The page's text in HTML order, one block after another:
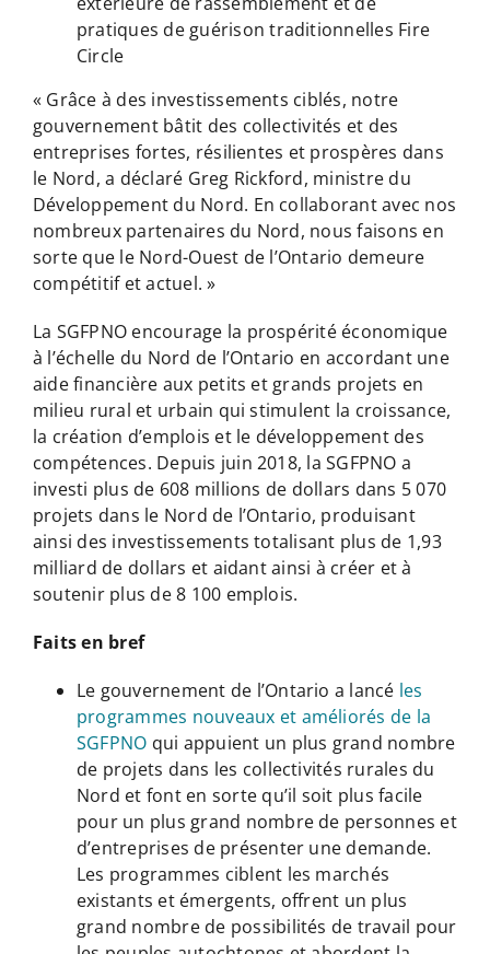
pratiques de guérison traditionnelles Fire
Circle
« Grâce à des investissements ciblés, notre
gouvernement bâtit des collectivités et des
entreprises fortes, résilientes et prospères dans
le Nord, a déclaré Greg Rickford, ministre du
Développement du Nord. En collaborant avec nos
nombreux partenaires du Nord, nous faisons en
sorte que le Nord-Ouest de l’Ontario demeure
compétitif et actuel. »
La SGFPNO encourage la prospérité économique
à l’échelle du Nord de l’Ontario en accordant une
aide financière aux petits et grands projets en
milieu rural et urbain qui stimulent la croissance,
la création d’emplois et le développement des
compétences. Depuis juin 2018, la SGFPNO a
investi plus de 608 millions de dollars dans 5 070
projets dans le Nord de l’Ontario, produisant
ainsi des investissements totalisant plus de 1,93
milliard de dollars et aidant ainsi à créer et à
soutenir plus de 8 100 emplois.
Faits en bref
Le gouvernement de l’Ontario a lancé les
programmes nouveaux et améliorés de la
SGFPNO qui appuient un plus grand nombre
de projets dans les collectivités rurales du
Nord et font en sorte qu’il soit plus facile
pour un plus grand nombre de personnes et
d’entreprises de présenter une demande.
Les programmes ciblent les marchés
existants et émergents, offrent un plus
grand nombre de possibilités de travail pour